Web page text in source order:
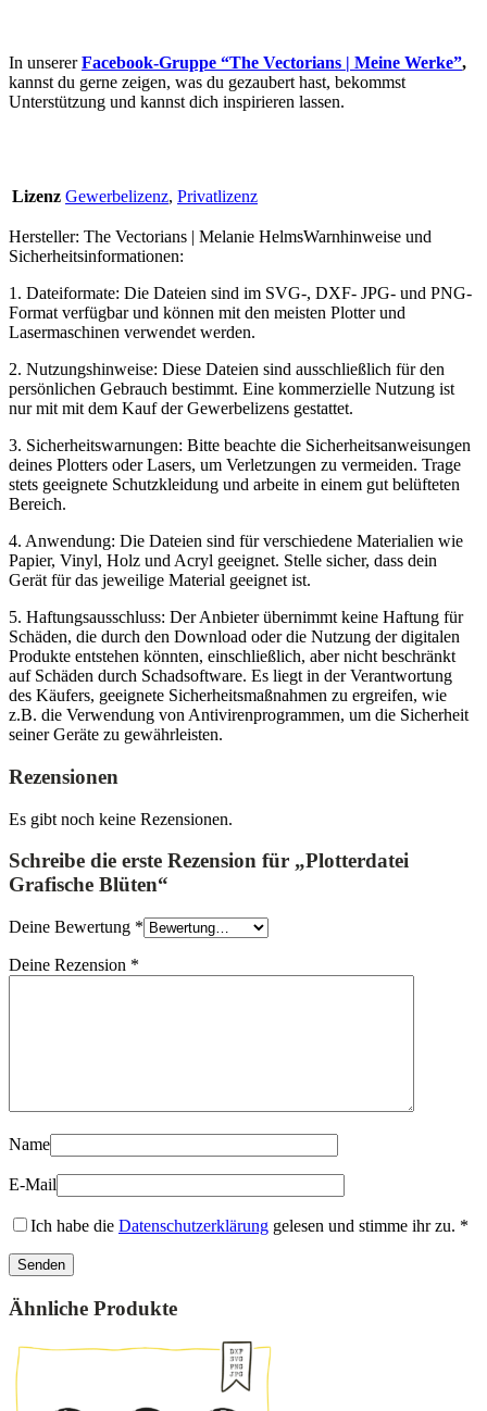
In unsererFacebook-Gruppe “The Vectorians | Meine Werke”,
kannst du gerne zeigen, was du gezaubert hast, bekommst
Unterstützung und kannst dich inspirieren lassen.
Lizenz Gewerbelizenz, Privatlizenz
Hersteller: The Vectorians | Melanie HelmsWarnhinweise und
Sicherheitsinformationen:
1. Dateiformate: Die Dateien sind im SVG-, DXF- JPG- und PNG-
Format verfügbar und können mit den meisten Plotter und
Lasermaschinen verwendet werden.
2. Nutzungshinweise: Diese Dateien sind ausschließlich für den
persönlichen Gebrauch bestimmt. Eine kommerzielle Nutzung ist
nur mit mit dem Kauf der Gewerbelizens gestattet.
3. Sicherheitswarnungen: Bitte beachte die Sicherheitsanweisungen
deines Plotters oder Lasers, um Verletzungen zu vermeiden. Trage
stets geeignete Schutzkleidung und arbeite in einem gut belüfteten
Bereich.
4. Anwendung: Die Dateien sind für verschiedene Materialien wie
Papier, Vinyl, Holz und Acryl geeignet. Stelle sicher, dass dein
Gerät für das jeweilige Material geeignet ist.
5. Haftungsausschluss: Der Anbieter übernimmt keine Haftung für
Schäden, die durch den Download oder die Nutzung der digitalen
Produkte entstehen könnten, einschließlich, aber nicht beschränkt
auf Schäden durch Schadsoftware. Es liegt in der Verantwortung
des Käufers, geeignete Sicherheitsmaßnahmen zu ergreifen, wie
z.B. die Verwendung von Antivirenprogrammen, um die Sicherheit
seiner Geräte zu gewährleisten.
Rezensionen
Es gibt noch keine Rezensionen.
Schreibe die erste Rezension für „Plotterdatei
Grafische Blüten“
Deine Bewertung *
Deine Rezension *
Name
E-Mail
Ich habe die Datenschutzerklärung gelesen und stimme ihr zu. *
Ähnliche Produkte